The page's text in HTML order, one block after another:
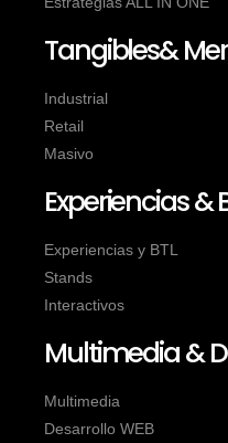
Tangibles&
Industrial
Retail
Masivo
Experiencias &
Experiencias y BTL
Stands
Interactivos
Multimedia &
Multimedia
Desarrollo WEB